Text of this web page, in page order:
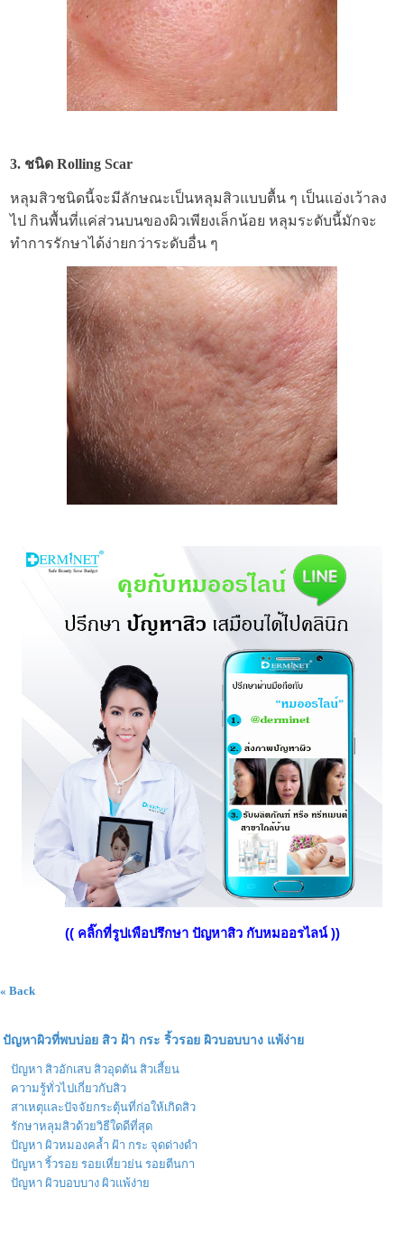
3. ชนิด Rolling Scar
หลุมสิวชนิดนี้จะมีลักษณะเป็นหลุมสิวแบบตื้น ๆ เป็นแอ่งเว้าลง
ไป กินพื้นที่แค่ส่วนบนของผิวเพียงเล็กน้อย หลุมระดับนี้มักจะ
ทำการรักษาได้ง่ายกว่าระดับอื่น ๆ
(( คลิ๊กที่รูปเพือปรึกษา ปัญหาสิว กับหมออรไลน์ ))
« Back
ปัญหาผิวที่พบบ่อย สิว ฝ้า กระ ริ้วรอย ผิวบอบบาง แพ้ง่าย
ปัญหา สิวอักเสบ สิวอุดตัน สิวเสี้ยน
ความรู้ทั่วไปเกี่ยวกับสิว
สาเหตุและปัจจัยกระตุ้นที่ก่อให้เกิดสิว
รักษาหลุมสิวด้วยวิธีใดดีที่สุด
ปัญหา ผิวหมองคล้ำ ฝ้า กระ จุดด่างดำ
ปัญหา ริ้วรอย รอยเหี่ยวย่น รอยตีนกา
ปัญหา ผิวบอบบาง ผิวแพ้ง่าย